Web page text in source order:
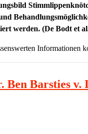
werden. (De Bodt et
Informationen
Ben Barsties v.